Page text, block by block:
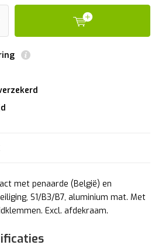
met penaarde (België) en
S1/B3/B7, aluminium mat. Met
Excl. afdekraam.